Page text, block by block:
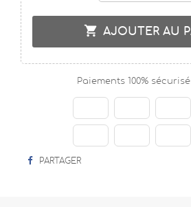
 AJOUTER AU
Paiements 100%
PARTAGER